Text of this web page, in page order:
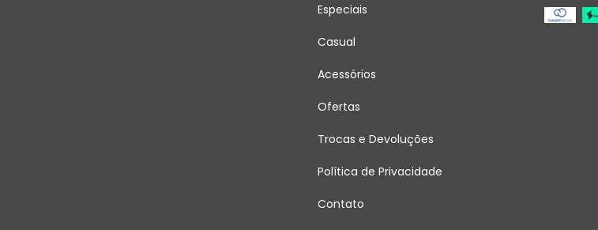
Especiais
Casual
Acessórios
Ofertas
Trocas e Devoluções
Política de Privacidade
Contato